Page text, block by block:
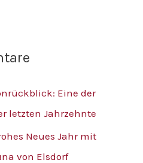
Eine der
letzten Jahrzehnte
Neues Jahr mit
von Elsdorf